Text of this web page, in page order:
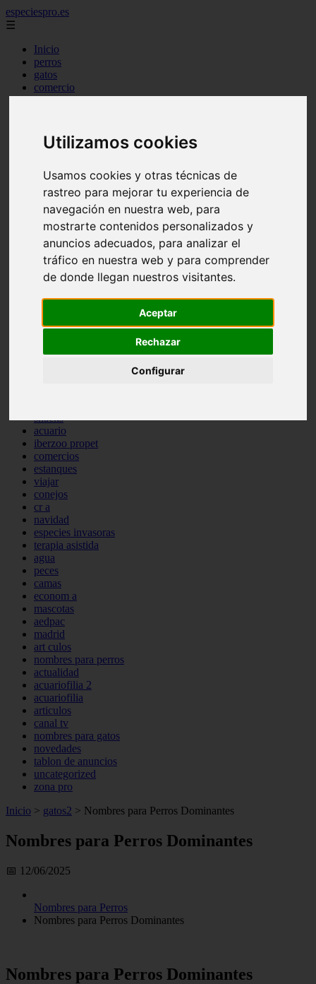
Utilizamos cookies
Usamos cookies y otras técnicas de
rastreo para mejorar tu experiencia de
navegación en nuestra web, para
mostrarte contenidos personalizados y
anuncios adecuados, para analizar el
tráfico en nuestra web y para comprender
de donde llegan nuestros visitantes.
Aceptar
Rechazar
Configurar
especiespro.es
☰
Inicio
perros
gatos
comercio
alimentaci n
salud
tenencia responsable
mantenimiento
aves
bienestar
peque os mam feros
verano
legislaci n
peluquer a
accesorios
complementos
comportamiento
reptiles
snacks
acuario
iberzoo propet
comercios
estanques
viajar
conejos
cr a
navidad
especies invasoras
terapia asistida
agua
peces
camas
econom a
mascotas
aedpac
madrid
art culos
nombres para perros
actualidad
acuariofilia 2
acuariofilia
articulos
canal tv
nombres para gatos
novedades
tablon de anuncios
uncategorized
zona pro
Inicio > gatos2 > Nombres para Perros Dominantes
Nombres para Perros Dominantes
📅 12/06/2025
Nombres para Perros
Nombres para Perros Dominantes
Nombres para Perros Dominantes